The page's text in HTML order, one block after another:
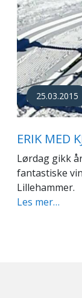
25.03.2015
ERIK MED
Lørdag gikk
fantastiske
Lillehammer.
Les mer…